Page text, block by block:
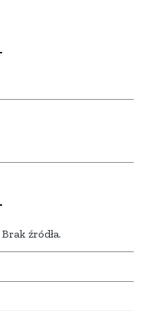
Brak źródła.